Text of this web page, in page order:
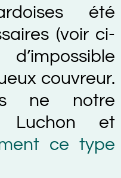
été
(voir ci-
couvreur.
ne notre
Luchon et
ce type